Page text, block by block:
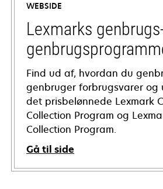
new
tab
WEBSIDE
Lexmarks
Find ud af, hvordan du
genbruger forbrugsvarer og
det prisbelønnede Lexmark
Collection Program og
Collection Program.
Gå til side